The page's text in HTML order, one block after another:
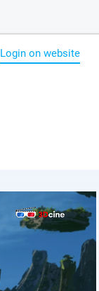
Login on website